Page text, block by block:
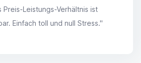
Preis-Leistungs-Verhältnis ist
Einfach toll und null Stress."